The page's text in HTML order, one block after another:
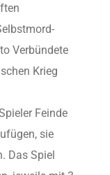
Verbündete
Krieg
Feinde
sie
Das Spiel